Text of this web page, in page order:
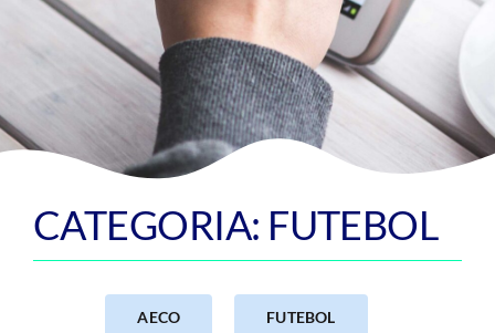
CATEGORIA: FUTEBOL
AECO FUTEBOL